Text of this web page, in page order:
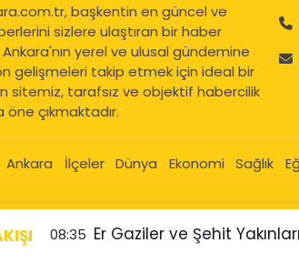
başkentin en güncel ve
sizlere ulaştıran bir haber
Ankara'nın yerel ve ulusal gündemine
gelişmeleri takip etmek için ideal bir
sitemiz, tarafsız ve objektif habercilik
öne çıkmaktadır.
Ankara İlçeler Dünya Ekonomi Sağlık
08:35 Er Gaziler ve Şehit